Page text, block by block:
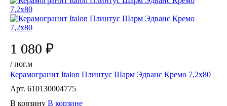
1 080 ₽
/ пог.м
Керамогранит Italon Плинтус Шарм Эдванс Кремо 7,2х80
Арт. 610130004775
В корзину В корзине